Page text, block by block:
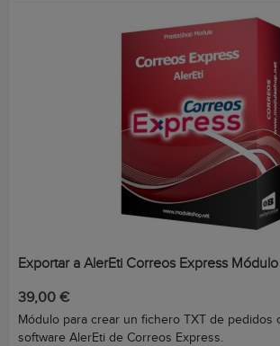
Exportar a AlerEti Correos Express
Precio
39,00 €
Módulo para crear un fichero TXT de pedidos
software AlerEti de Correos Express.